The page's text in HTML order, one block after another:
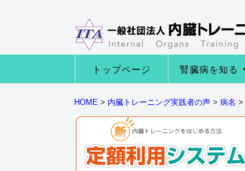
トップページ 腎臓病を知る
HOME > 内臓トレーニング実践者の声 > 病名 >